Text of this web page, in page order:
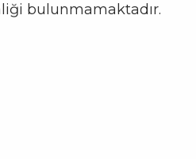
bulunmamaktadır.